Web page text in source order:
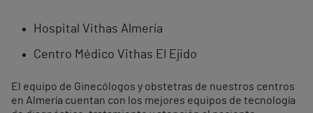
Hospital Vithas Almería
Centro Médico Vithas El Ejido
El equipo de Ginecólogos y obstetras de nuestros centros
en Almería cuentan con los mejores equipos de tecnología